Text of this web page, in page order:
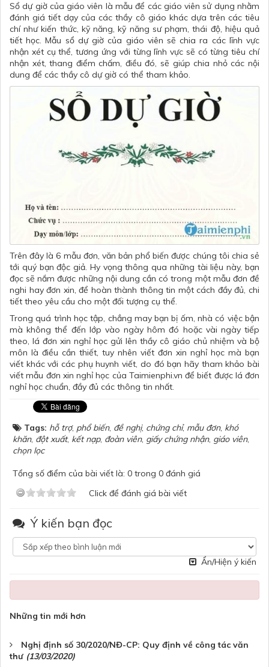
Sổ dự giờ của giáo viên là mẫu để các giáo viên sử dụng nhằm
đánh giá tiết dạy của các thầy cô giáo khác dựa trên các tiêu
chí như kiến thức, kỹ năng, kỹ năng sư phạm, thái độ, hiệu quả
tiết học.Mẫu sổ dự giờ của giáo viên sẽ chia ra các lĩnh vực
nhận xét cụ thể, tương ứng với từng lĩnh vực sẽ có từng tiêu chí
nhận xét, thang điểm chấm, điều đó, sẽ giúp chia nhỏ các nội
dung để các thầy cô dự giờ có thể tham khảo.
Trên đây là 6 mẫu đơn, văn bản phổ biến được chúng tôi chia sẻ
tới quý bạn độc giả. Hy vọng thông qua những tài liệu này, bạn
đọc sẽ nắm được những nội dung cần có trong một mẫu đơn đề
nghi hay đơn xin, để hoàn thành thông tin một cách đầy đủ, chi
tiết theo yêu cầu cho một đối tượng cụ thể.
Trong quá trình học tập, chẳng may bạn bị ốm, nhà có việc bận
mà không thể đến lớp vào ngày hôm đó hoặc vài ngày tiếp
theo, lá đơn xin nghỉ học gửi lên thầy cô giáo chủ nhiệm và bộ
môn là điều cần thiết, tuy nhên viết đơn xin nghỉ học mà bạn
viết khác với các phụ huynh viết, do đó bạn hãy tham khảo bài
viết mẫu đơn xin nghỉ học của Taimienphi.vn để biết được lá đơn
nghỉ học chuẩn, đầy đủ các thông tin nhất.
Tags: hỗ trợ, phổ biến, đề nghị, chứng chỉ, mẫu đơn, khó
khăn, đột xuất, kết nạp, đoàn viên, giấy chứng nhận, giáo viên,
chọn lọc
Tổng số điểm của bài viết là: 0 trong 0 đánh giá
Click để đánh giá bài viết
Ý kiến bạn đọc
Ẩn/Hiện ý kiến
Những tin mới hơn
Nghị định số 30/2020/NĐ-CP: Quy định về công tác văn
thư (13/03/2020)